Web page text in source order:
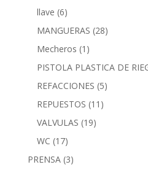
llave (6)
MANGUERAS (28)
Mecheros (1)
PISTOLA PLASTICA DE
REFACCIONES (5)
REPUESTOS (11)
VALVULAS (19)
WC (17)
PRENSA (3)